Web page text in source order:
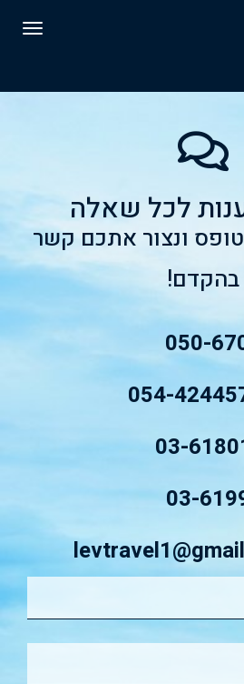
לכל שאלה
ונצור אתכם קשר
בהקדם!
050-
054-
03-
03-